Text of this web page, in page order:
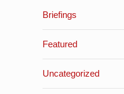
Briefings
Featured
Uncategorized